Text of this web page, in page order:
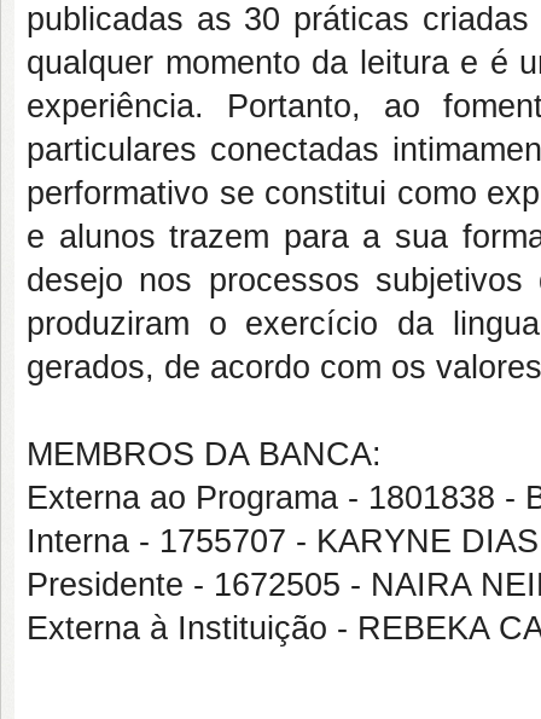
publicadas as 30 práticas
qualquer momento da leitura e é
experiência. Portanto, ao
particulares conectadas
performativo se constitui como
e alunos trazem para a sua
desejo nos processos
produziram o exercício da
gerados, de acordo com os
MEMBROS DA BANCA:
Externa ao Programa - 1801838 -
Interna - 1755707 - KARYNE
Presidente - 1672505 - NAIRA
Externa à Instituição - REBEKA